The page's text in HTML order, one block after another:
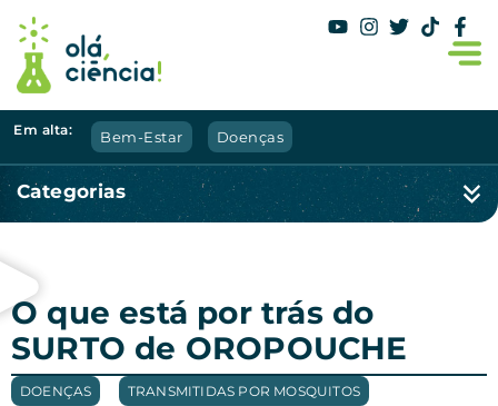
Em alta: Bem-Estar Doenças
Categorias
O que está por trás do
SURTO de OROPOUCHE
DOENÇAS TRANSMITIDAS POR MOSQUITOS